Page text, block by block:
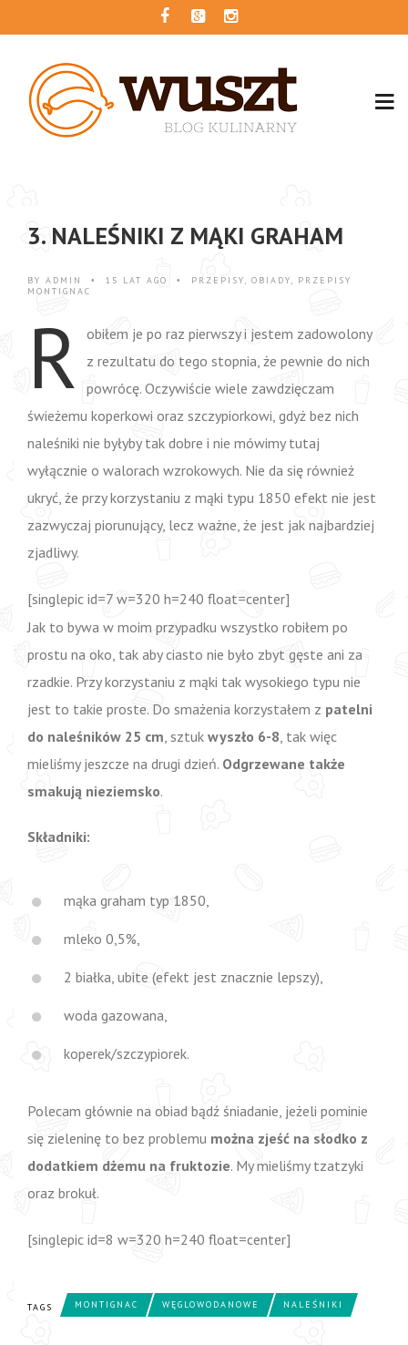
3. NALEŚNIKI Z MĄKI GRAHAM
BY ADMIN • 15 LAT AGO • PRZEPISY, OBIADY, PRZEPISY
MONTIGNAC
R
obiłem je po raz pierwszy i jestem zadowolony
z rezultatu do tego stopnia, że pewnie do nich
powrócę. Oczywiście wiele zawdzięczam
świeżemu koperkowi oraz szczypiorkowi, gdyż bez nich
naleśniki nie byłyby tak dobre i nie mówimy tutaj
wyłącznie o walorach wzrokowych. Nie da się również
ukryć, że przy korzystaniu z mąki typu 1850 efekt nie jest
zazwyczaj piorunujący, lecz ważne, że jest jak najbardziej
zjadliwy.
[singlepic id=7 w=320 h=240 float=center]
Jak to bywa w moim przypadku wszystko robiłem po
prostu na oko, tak aby ciasto nie było zbyt gęste ani za
rzadkie. Przy korzystaniu z mąki tak wysokiego typu nie
jest to takie proste. Do smażenia korzystałem z patelni
do naleśników 25 cm, sztuk wyszło 6-8, tak więc
mieliśmy jeszcze na drugi dzień. Odgrzewane także
smakują nieziemsko.
Składniki:
mąka graham typ 1850,
mleko 0,5%,
2 białka, ubite (efekt jest znacznie lepszy),
woda gazowana,
koperek/szczypiorek.
Polecam głównie na obiad bądź śniadanie, jeżeli pominie
się zieleninę to bez problemu można zjeść na słodko z
dodatkiem dżemu na fruktozie. My mieliśmy tzatzyki
oraz brokuł.
[singlepic id=8 w=320 h=240 float=center]
TAGS MONTIGNAC WĘGLOWODANOWE NALEŚNIKI